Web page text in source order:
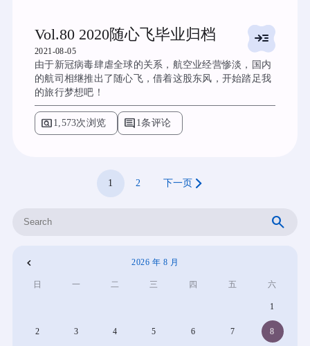
Vol.80 2020随心飞毕业归档
2021-08-05
read_more
由于新冠病毒肆虐全球的关系，航空业经营惨淡，国内
的航司相继推出了随心飞，借着这股东风，开始踏足我
的旅行梦想吧！
pageview 1,573次浏览 comment 1条评论
1 2 下一页
2026 年 8 月
日 一 二 三 四 五 六
1
2 3 4 5 6 7 8